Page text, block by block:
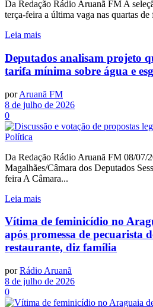
Da Redação Rádio Aruanã FM A
terça-feira a última vaga nas quartas
Leia mais
Deputados analisam projeto
tarifa mínima sobre água e
por Aruanã FM
8 de julho de 2026
0
Política
Da Redação Rádio Aruanã FM 08/
Magalhães/Câmara dos Deputados
feira A Câmara...
Leia mais
Vítima de feminicídio no
após promessa de pecuarista
restaurante, diz família
por Rádio Aruanã
8 de julho de 2026
0